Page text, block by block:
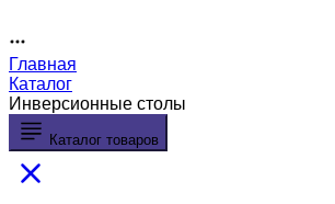
Главная
Каталог
Инверсионные столы
Каталог товаров